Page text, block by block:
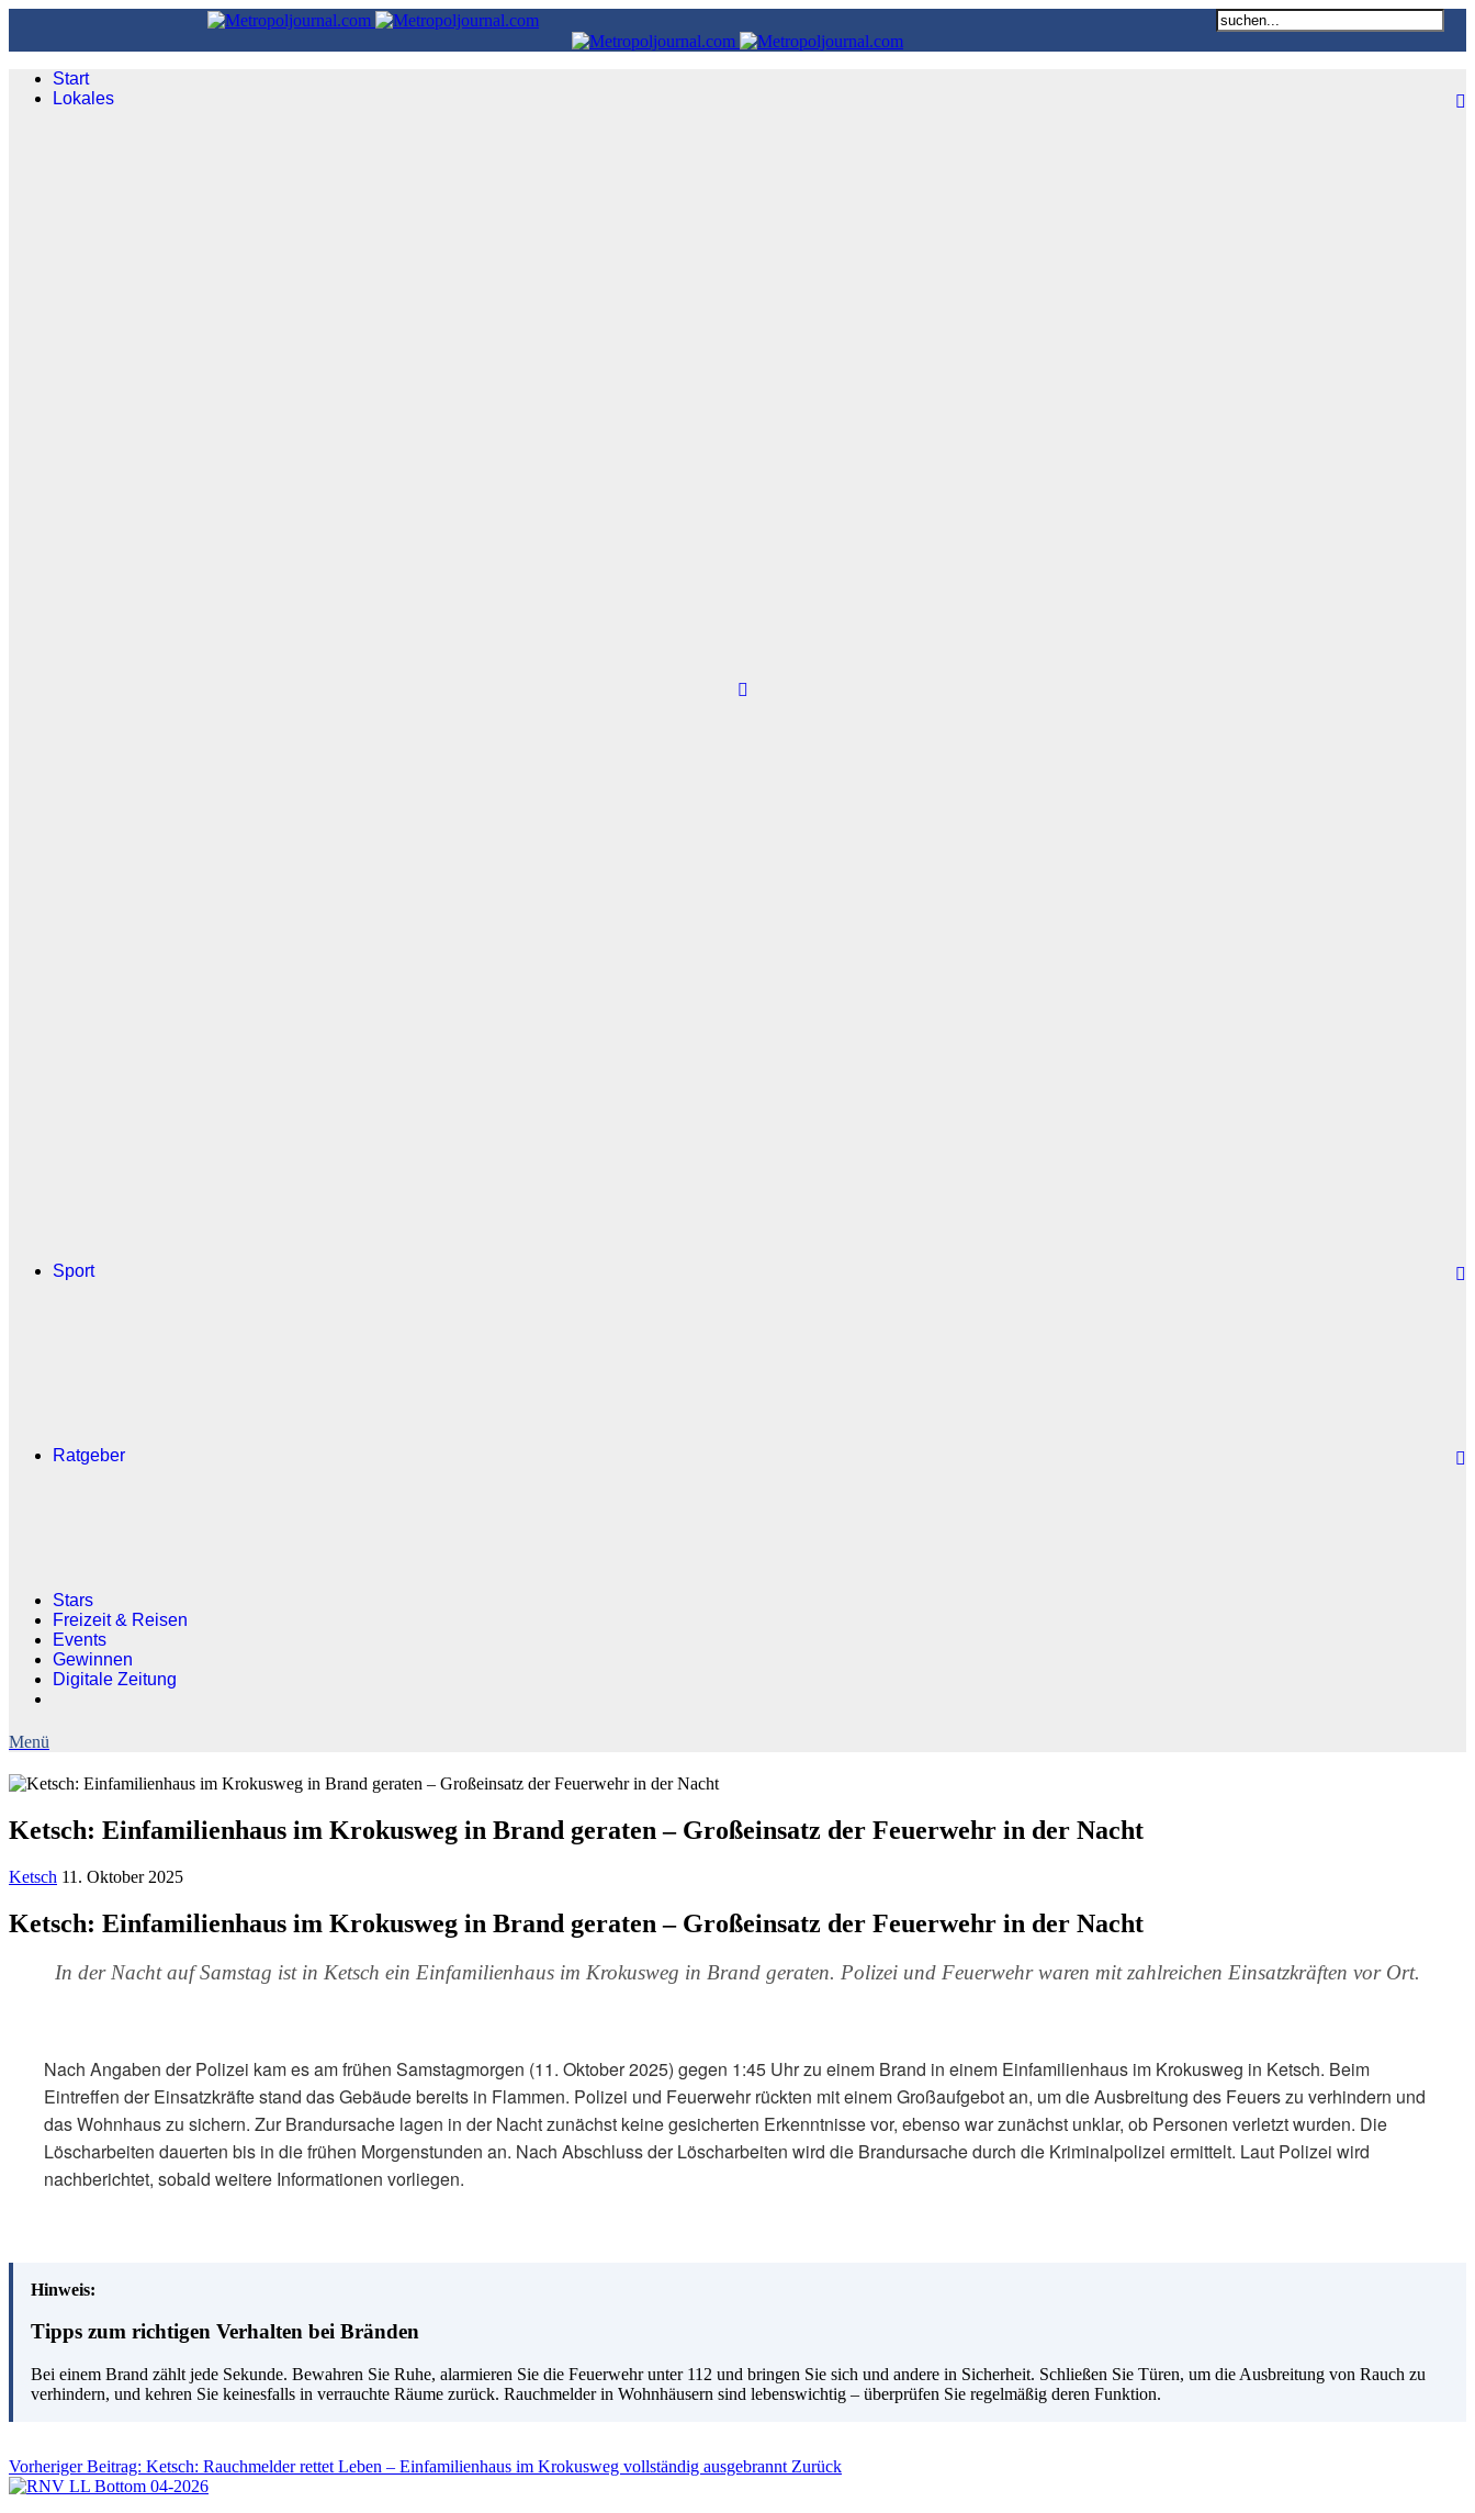
Start
Lokales
Sport
Ratgeber
Stars
Freizeit & Reisen
Events
Gewinnen
Digitale Zeitung
Ketsch: Einfamilienhaus im Krokusweg in Brand geraten – Großeinsatz der Feuerwehr in der Nacht
Ketsch 11. Oktober 2025
Ketsch: Einfamilienhaus im Krokusweg in Brand geraten – Großeinsatz der Feuerwehr in der Nacht
In der Nacht auf Samstag ist in Ketsch ein Einfamilienhaus im Krokusweg in Brand geraten. Polizei und Feuerwehr waren mit zahlreichen Einsatzkräften vor Ort.
Nach Angaben der Polizei kam es am frühen Samstagmorgen (11. Oktober 2025) gegen 1:45 Uhr zu einem Brand in einem Einfamilienhaus im Krokusweg in Ketsch. Beim
Eintreffen der Einsatzkräfte stand das Gebäude bereits in Flammen. Polizei und Feuerwehr rückten mit einem Großaufgebot an, um die Ausbreitung des Feuers zu verhindern und
das Wohnhaus zu sichern. Zur Brandursache lagen in der Nacht zunächst keine gesicherten Erkenntnisse vor, ebenso war zunächst unklar, ob Personen verletzt wurden. Die
Löscharbeiten dauerten bis in die frühen Morgenstunden an. Nach Abschluss der Löscharbeiten wird die Brandursache durch die Kriminalpolizei ermittelt. Laut Polizei wird
nachberichtet, sobald weitere Informationen vorliegen.
Hinweis:
Tipps zum richtigen Verhalten bei Bränden
Bei einem Brand zählt jede Sekunde. Bewahren Sie Ruhe, alarmieren Sie die Feuerwehr unter 112 und bringen Sie sich und andere in Sicherheit. Schließen Sie Türen, um die Ausbreitung von Rauch zu
verhindern, und kehren Sie keinesfalls in verrauchte Räume zurück. Rauchmelder in Wohnhäusern sind lebenswichtig – überprüfen Sie regelmäßig deren Funktion.
Vorheriger Beitrag: Ketsch: Rauchmelder rettet Leben – Einfamilienhaus im Krokusweg vollständig ausgebrannt Zurück